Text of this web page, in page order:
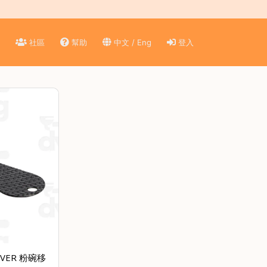
社區 幫助 中文 / Eng 登入
粉碗移